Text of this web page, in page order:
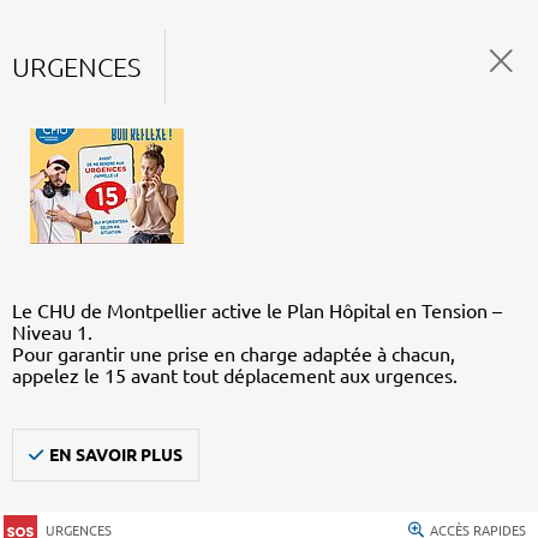
URGENCES
Le CHU de Montpellier active le Plan Hôpital en Tension –
Niveau 1.
Pour garantir une prise en charge adaptée à chacun,
appelez le 15 avant tout déplacement aux urgences.
EN SAVOIR PLUS
URGENCES ACCÈS RAPIDES